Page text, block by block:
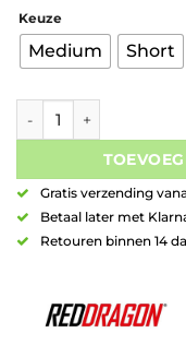
Keuze
Medium Short
Red Dragon
Gratis verzending
Betaal later met
Retouren binnen 14